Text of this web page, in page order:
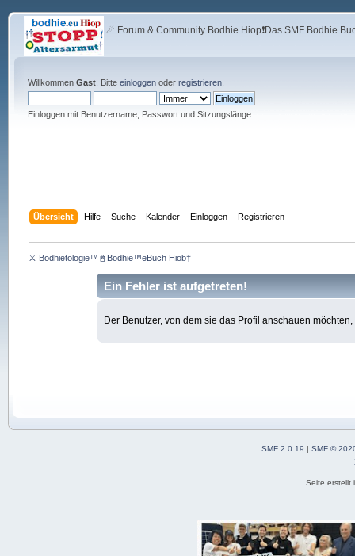
☄ Forum & Community Bodhie Hiop❗Das SMF Bodhie
Willkommen Gast. Bitte einloggenoder registrieren.
Einloggen mit Benutzername, Passwort und Sitzungslänge
Übersicht Hilfe Suche Kalender Einloggen Registrieren
⚔ Bodhietologie™📓Bodhie™eBuch Hiob†
Ein Fehler ist aufgetreten!
Der Benutzer, von dem sie das Profil anschauen
SMF 2.0.19 |SMF ©
Seite erstellt